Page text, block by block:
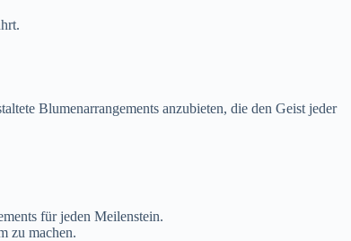
Blumenarrangements anzubieten, die den Geist jeder
für jeden Meilenstein.
zu machen.